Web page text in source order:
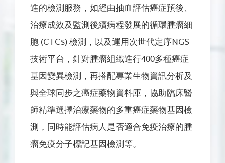
進的檢測服務，如經由抽血評估癌症預後、
治療成效及監測後續病程發展的循環腫瘤細
胞 (CTCs) 檢測，以及運用次世代定序NGS
技術平台，針對腫瘤組織進行400多種癌症
基因變異檢測，再搭配專業生物資訊分析及
與全球同步之癌症藥物資料庫，協助臨床醫
師精準選擇治療藥物的多重癌症藥物基因檢
測，同時能評估病人是否適合免疫治療的腫
瘤免疫分子標記基因檢測等。